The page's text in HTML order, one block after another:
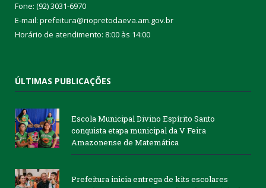
Fone: (92) 3031-6970
E-mail: prefeitura@riopretodaeva.am.gov.br
Horário de atendimento: 8:00 às 14:00
ÚLTIMAS PUBLICAÇÕES
Escola Municipal Divino Espírito Santo
conquista etapa municipal da V Feira
Amazonense de Matemática
Prefeitura inicia entrega de kits escolares